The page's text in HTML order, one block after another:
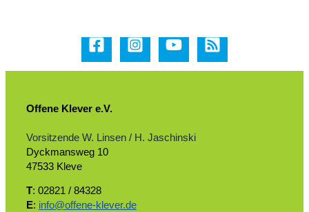
Offene Klever e.V.
Vorsitzende W. Linsen / H. Jaschinski
Dyckmansweg 10
47533 Kleve
T: 02821 / 84328
E: info@offene-klever.de